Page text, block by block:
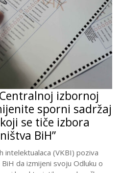
izbornoj
sporni sadržaj
se tiče izbora
BiH”
intelektualaca (VKBI) poziva
da izmijeni svoju Odluku o